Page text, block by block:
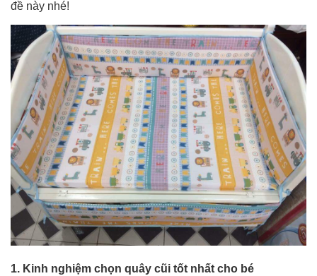
đề này nhé!
1. Kinh nghiệm chọn quây cũi tốt nhất cho bé